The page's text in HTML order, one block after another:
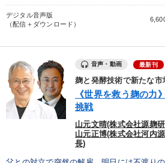
すべての音声・動画（全2077タイトル）か
タグ・キーワード
企業再建 デジタルマーケティング
聞き手・作間信司 MBA 販売戦略
一流人 推薦
モノづくり
デジタル音声版
（配信＋ダウンロード）
音声・動画 最新刊
麹と発酵技術で新たな市
《世界を救う麹の力
挑戦
山元文晴(株式会社源麹
山元正博(株式会社河内
長)